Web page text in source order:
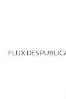
FLUX DES